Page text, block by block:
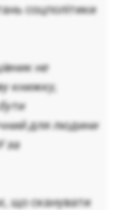
соцполітики
не
книжку,
для людини
за
що сканувати